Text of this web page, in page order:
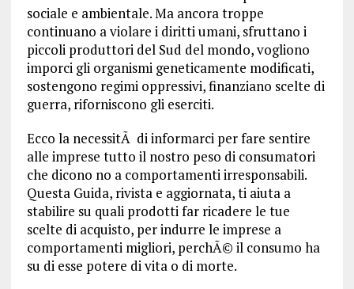
sociale e ambientale. Ma ancora troppe
continuano a violare i diritti umani, sfruttano i
piccoli produttori del Sud del mondo, vogliono
imporci gli organismi geneticamente modificati,
sostengono regimi oppressivi, finanziano scelte di
guerra, riforniscono gli eserciti.
Ecco la necessitÃ di informarci per fare sentire
alle imprese tutto il nostro peso di consumatori
che dicono no a comportamenti irresponsabili.
Questa Guida, rivista e aggiornata, ti aiuta a
stabilire su quali prodotti far ricadere le tue
scelte di acquisto, per indurre le imprese a
comportamenti migliori, perchÃ© il consumo ha
su di esse potere di vita o di morte.